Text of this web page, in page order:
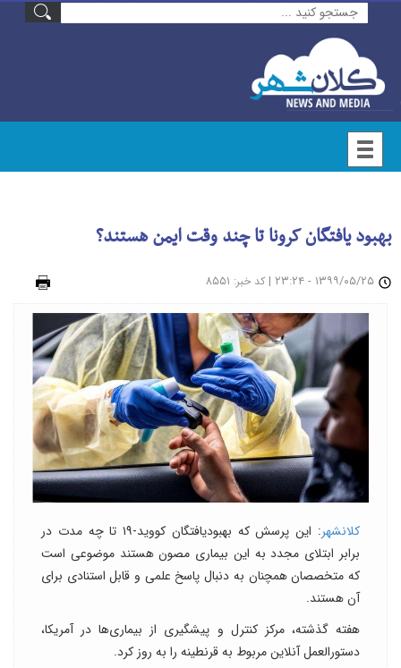
بهبود یافتگان کرونا تا چند وقت ایمن هستند؟
| کد خبر: ۸۵۵۱
کلانشهر
: این پرسش که بهبودیافتگان کووید-۱۹ تا چه مدت در
برابر ابتلای مجدد به این بیماری مصون هستند موضوعی است
که متخصصان همچنان به دنبال پاسخ علمی و قابل استنادی برای
آن هستند.
هفته گذشته، مرکز کنترل و پیشگیری از بیماری‌ها در آمریکا،
دستورالعمل آنلاین مربوط به قرنطینه را به روز کرد.